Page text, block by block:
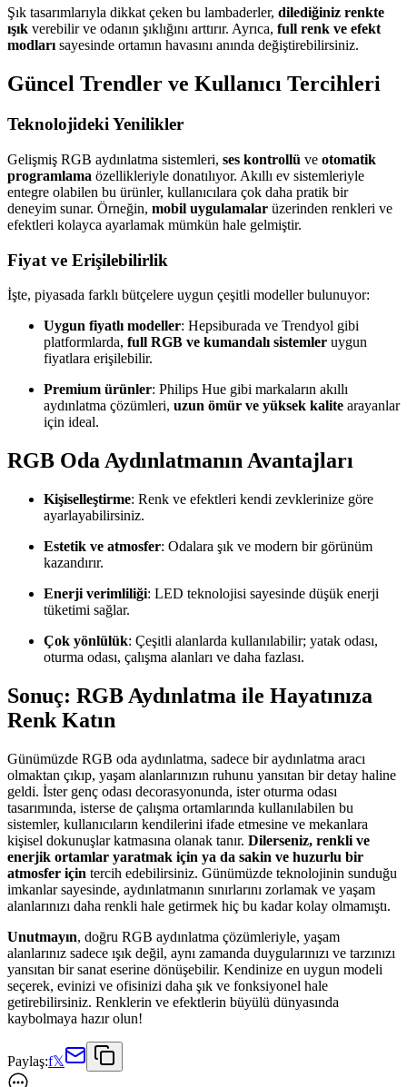
Şık tasarımlarıyla dikkat çeken bu lambaderler, dilediğiniz renkte
ışık verebilir ve odanın şıklığını arttırır. Ayrıca, full renk ve efekt
modları sayesinde ortamın havasını anında değiştirebilirsiniz.
Güncel Trendler ve Kullanıcı Tercihleri
Teknolojideki Yenilikler
Gelişmiş RGB aydınlatma sistemleri, ses kontrollü ve otomatik
programlama özellikleriyle donatılıyor. Akıllı ev sistemleriyle
entegre olabilen bu ürünler, kullanıcılara çok daha pratik bir
deneyim sunar. Örneğin, mobil uygulamalar üzerinden renkleri ve
efektleri kolayca ayarlamak mümkün hale gelmiştir.
Fiyat ve Erişilebilirlik
İşte, piyasada farklı bütçelere uygun çeşitli modeller bulunuyor:
Uygun fiyatlı modeller: Hepsiburada ve Trendyol gibi
platformlarda, full RGB ve kumandalı sistemler uygun
fiyatlara erişilebilir.
Premium ürünler: Philips Hue gibi markaların akıllı
aydınlatma çözümleri, uzun ömür ve yüksek kalite arayanlar
için ideal.
RGB Oda Aydınlatmanın Avantajları
Kişiselleştirme: Renk ve efektleri kendi zevklerinize göre
ayarlayabilirsiniz.
Estetik ve atmosfer: Odalara şık ve modern bir görünüm
kazandırır.
Enerji verimliliği: LED teknolojisi sayesinde düşük enerji
tüketimi sağlar.
Çok yönlülük: Çeşitli alanlarda kullanılabilir; yatak odası,
oturma odası, çalışma alanları ve daha fazlası.
Sonuç: RGB Aydınlatma ile Hayatınıza
Renk Katın
Günümüzde RGB oda aydınlatma, sadece bir aydınlatma aracı
olmaktan çıkıp, yaşam alanlarınızın ruhunu yansıtan bir detay haline
geldi. İster genç odası decorasyonunda, ister oturma odası
tasarımında, isterse de çalışma ortamlarında kullanılabilen bu
sistemler, kullanıcıların kendilerini ifade etmesine ve mekanlara
kişisel dokunuşlar katmasına olanak tanır. Dilerseniz, renkli ve
enerjik ortamlar yaratmak için ya da sakin ve huzurlu bir
atmosfer için tercih edebilirsiniz. Günümüzde teknolojinin sunduğu
imkanlar sayesinde, aydınlatmanın sınırlarını zorlamak ve yaşam
alanlarınızı daha renkli hale getirmek hiç bu kadar kolay olmamıştı.
Unutmayın, doğru RGB aydınlatma çözümleriyle, yaşam
alanlarınız sadece ışık değil, aynı zamanda duygularınızı ve tarzınızı
yansıtan bir sanat eserine dönüşebilir. Kendinize en uygun modeli
seçerek, evinizi ve ofisinizi daha şık ve fonksiyonel hale
getirebilirsiniz. Renklerin ve efektlerin büyülü dünyasında
kaybolmaya hazır olun!
Paylaş:f𝕏